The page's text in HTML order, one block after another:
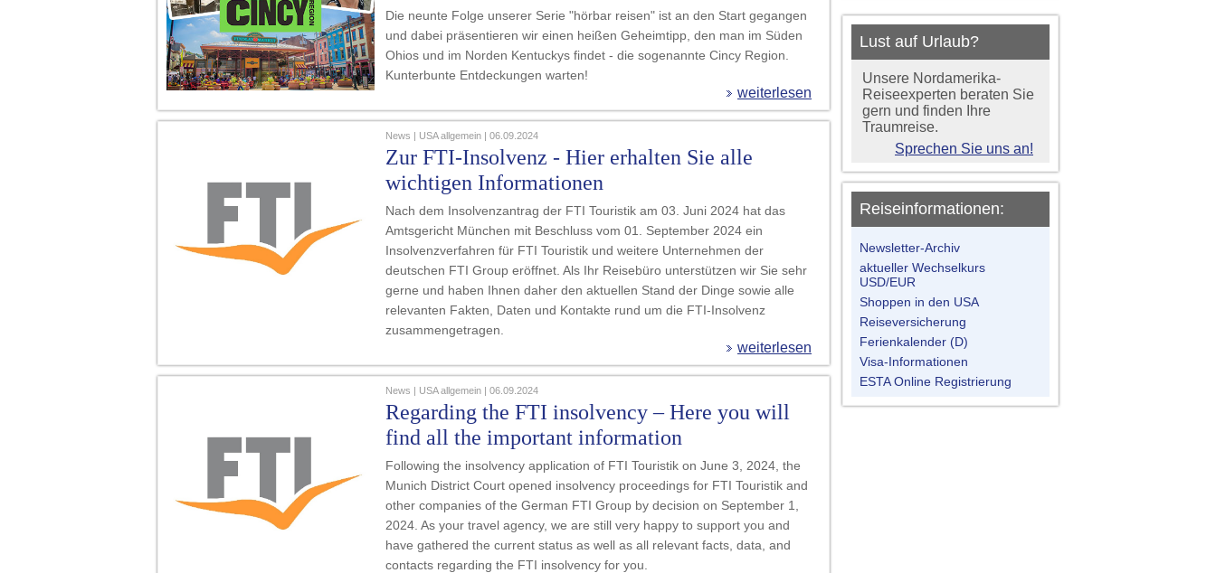
Die neunte Folge unserer Serie "hörbar reisen" ist an den Start gegangen
und dabei präsentieren wir einen heißen Geheimtipp, den man im Süden
Ohios und im Norden Kentuckys findet - die sogenannte Cincy Region.
Kunterbunte Entdeckungen warten!
weiterlesen
News | USA allgemein | 06.09.2024
Zur FTI-Insolvenz - Hier erhalten Sie alle
wichtigen Informationen
Nach dem Insolvenzantrag der FTI Touristik am 03. Juni 2024 hat das
Amtsgericht München mit Beschluss vom 01. September 2024 ein
Insolvenzverfahren für FTI Touristik und weitere Unternehmen der
deutschen FTI Group eröffnet. Als Ihr Reisebüro unterstützen wir Sie sehr
gerne und haben Ihnen daher den aktuellen Stand der Dinge sowie alle
relevanten Fakten, Daten und Kontakte rund um die FTI-Insolvenz
zusammengetragen.
weiterlesen
News | USA allgemein | 06.09.2024
Regarding the FTI insolvency – Here you will
find all the important information
Following the insolvency application of FTI Touristik on June 3, 2024, the
Munich District Court opened insolvency proceedings for FTI Touristik and
other companies of the German FTI Group by decision on September 1,
2024. As your travel agency, we are still very happy to support you and
have gathered the current status as well as all relevant facts, data, and
contacts regarding the FTI insolvency for you.
Lust auf Urlaub?
Unsere Nordamerika-
Reiseexperten beraten Sie
gern und finden Ihre
Traumreise.
Sprechen Sie uns an!
Reiseinformationen:
Newsletter-Archiv
aktueller Wechselkurs
USD/EUR
Shoppen in den USA
Reiseversicherung
Ferienkalender (D)
Visa-Informationen
ESTA Online Registrierung